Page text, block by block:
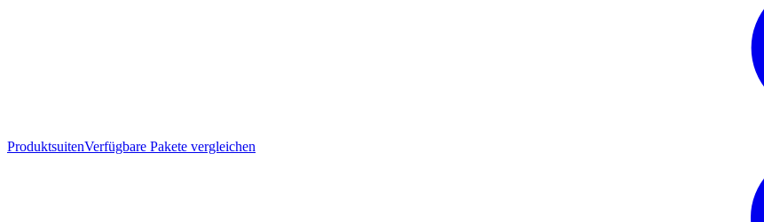
ProduktsuitenVerfügbare Pakete vergleichen